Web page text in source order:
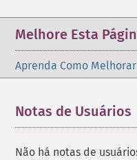
Melhore Esta
Aprenda Como Melhorar
Notas de Usuários
Não há notas de